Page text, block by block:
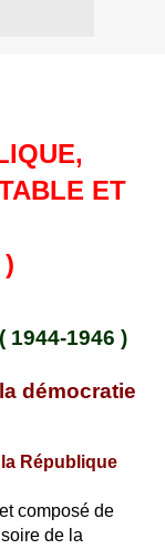
ET
1946 )
démocratie
République
composé de
de la